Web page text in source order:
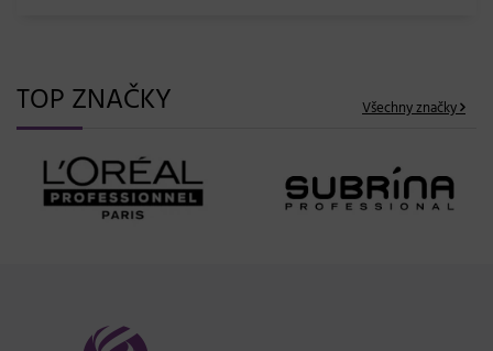
TOP ZNAČKY Všechny značky